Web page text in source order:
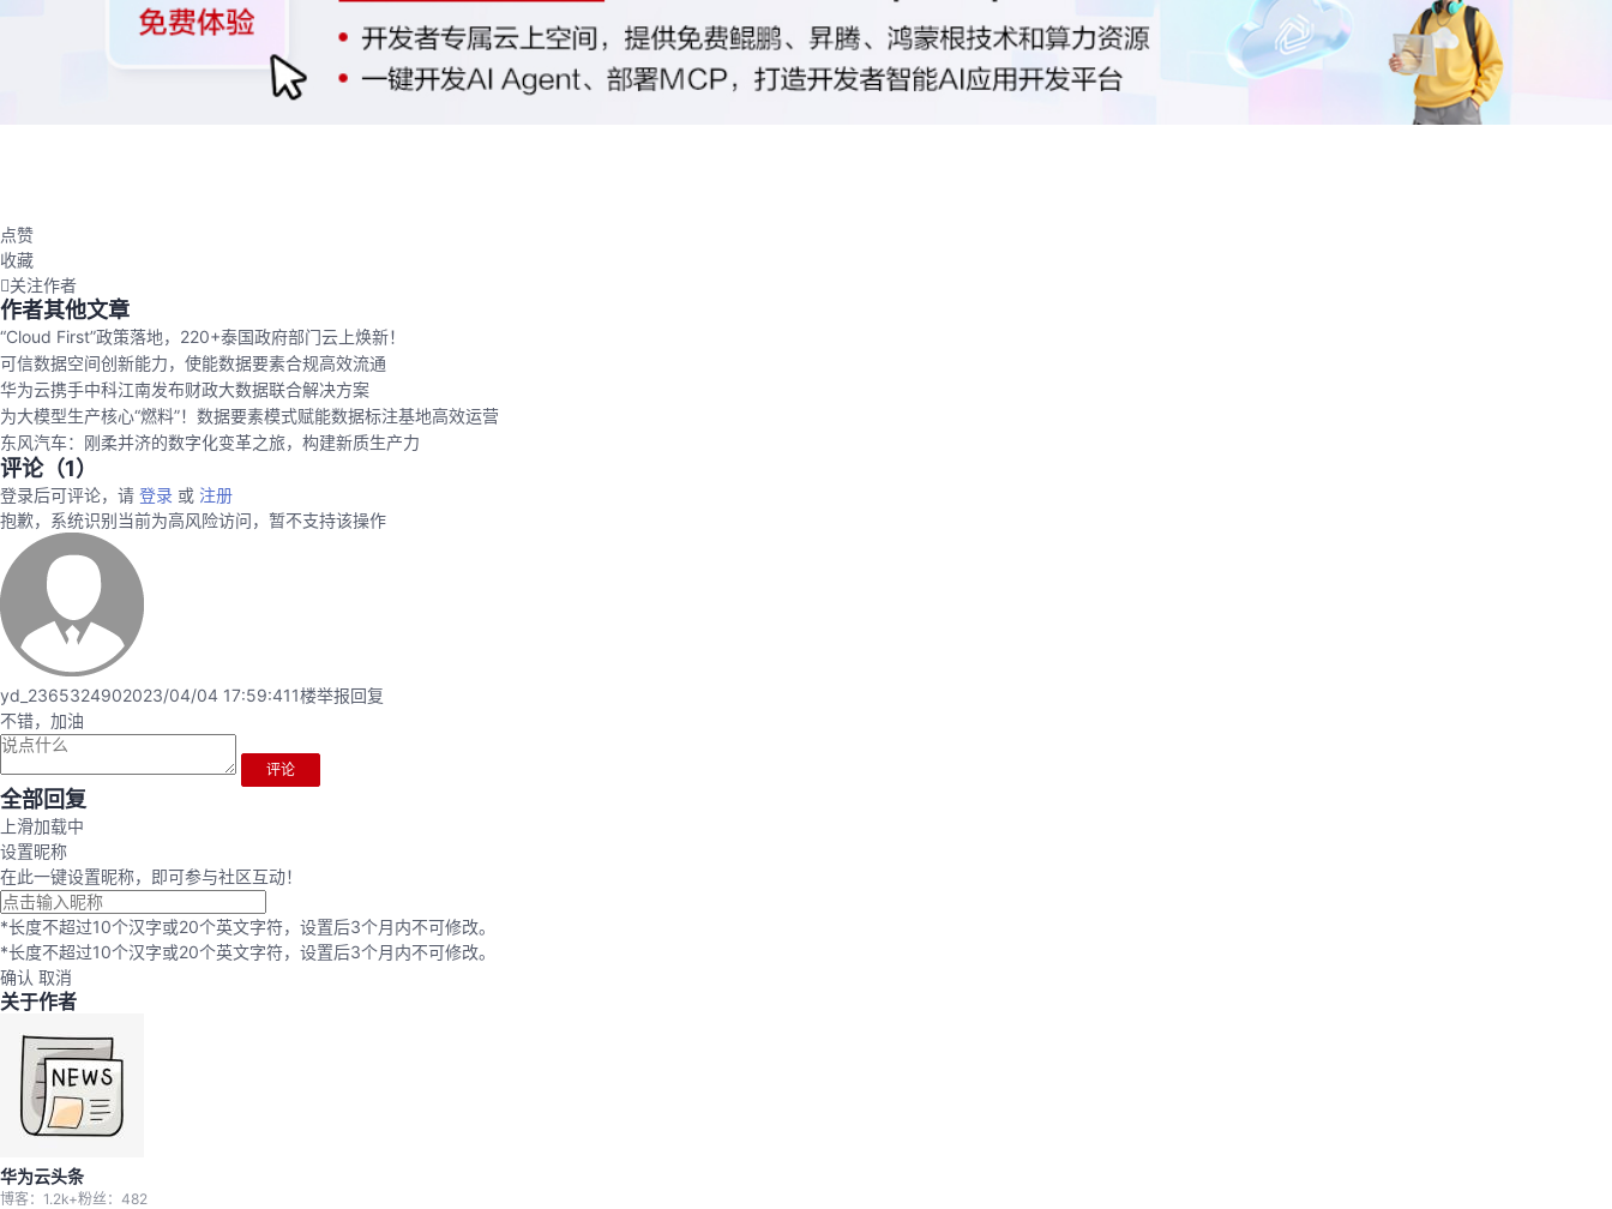
点赞
收藏
关注作者
作者其他文章
“Cloud First”政策落地，220+泰国政府部门云上焕新！
可信数据空间创新能力，使能数据要素合规高效流通
华为云携手中科江南发布财政大数据联合解决方案
为大模型生产核心“燃料”！数据要素模式赋能数据标注基地高效运营
东风汽车：刚柔并济的数字化变革之旅，构建新质生产力
评论（1）
登录后可评论，请 登录 或 注册
抱歉，系统识别当前为高风险访问，暂不支持该操作
yd_2365324902023/04/04 17:59:411楼举报回复
不错，加油
评论
全部回复
上滑加载中
设置昵称
在此一键设置昵称，即可参与社区互动！
*长度不超过10个汉字或20个英文字符，设置后3个月内不可修改。
*长度不超过10个汉字或20个英文字符，设置后3个月内不可修改。
确认 取消
关于作者
华为云头条
博客： 1.2k+粉丝： 482